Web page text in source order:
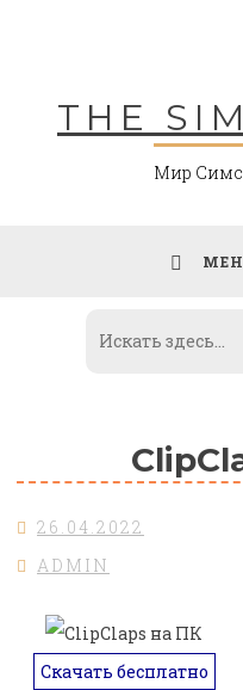
THE
Мир
26.04.2022
ADMIN
Скачать бесплатно